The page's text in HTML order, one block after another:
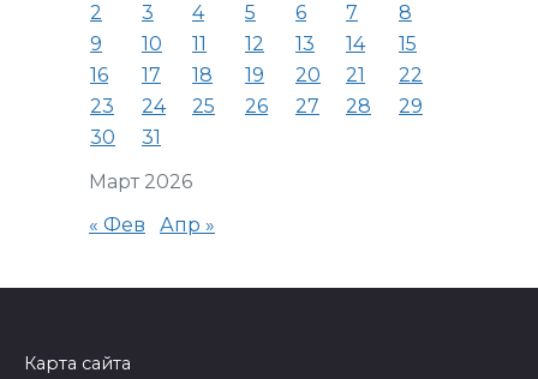
Март 2026
2
3 4 5 6 7
8
9
10 11 12 13 14
15
16
17 18 19 20 21
22
23
24 25 26 27 28
29
30
31
« Фев Апр »
Карта сайта